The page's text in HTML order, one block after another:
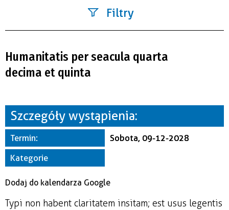
Filtry
—
Miejsce
Organizator
Humanitatis per seacula quarta
decima et quinta
Szczegóły wystąpienia:
Termin:
Sobota, 09-12-2028
Kategorie
Dodaj do kalendarza Google
Typi non habent claritatem insitam; est usus legentis